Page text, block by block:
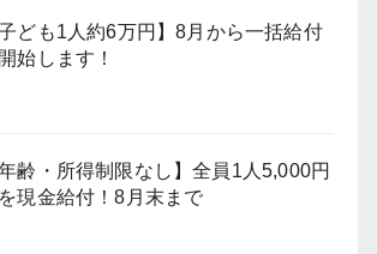
子ども1人約6万円】8月から一括給付
始します！
年齢・所得制限なし】全員1人5,000円
現金給付！8月末まで